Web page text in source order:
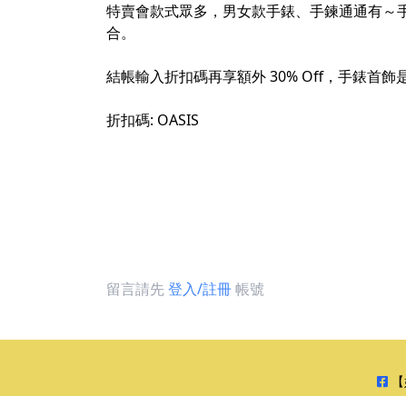
特賣會款式眾多，男女款手錶、手鍊通通有
合。
結帳輸入折扣碼再享額外 30% Off，手錶首飾
折扣碼: OASIS
留言請先登入/註冊帳號